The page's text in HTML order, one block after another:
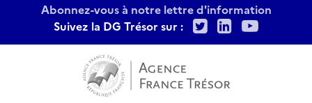
Abonnez-vous à notre lettre d'information
Suivez la DG Trésor sur :
TwitterLinkedIn